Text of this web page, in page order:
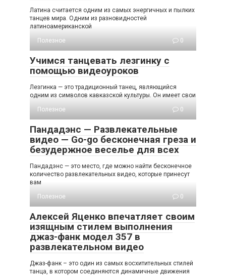
Латина считается одним из самых энергичных и пылких
танцев мира. Одним из разновидностей
латиноамериканской
Полезное
0
Учимся танцевать лезгинку с
помощью видеоуроков
Лезгинка — это традиционный танец, являющийся
одним из символов кавказской культуры. Он имеет свои
Полезное
0
Пандадэнс — Развлекательные
видео — Go-go бесконечная греза и
безудержное веселье для всех
Пандадэнс — это место, где можно найти бесконечное
количество развлекательных видео, которые принесут
вам
Полезное
0
Алексей Яценко впечатляет своим
изящным стилем выполнения
джаз-фанк модел 357 в
развлекательном видео
Джаз-фанк – это один из самых восхитительных стилей
танца, в котором соединяются динамичные движения